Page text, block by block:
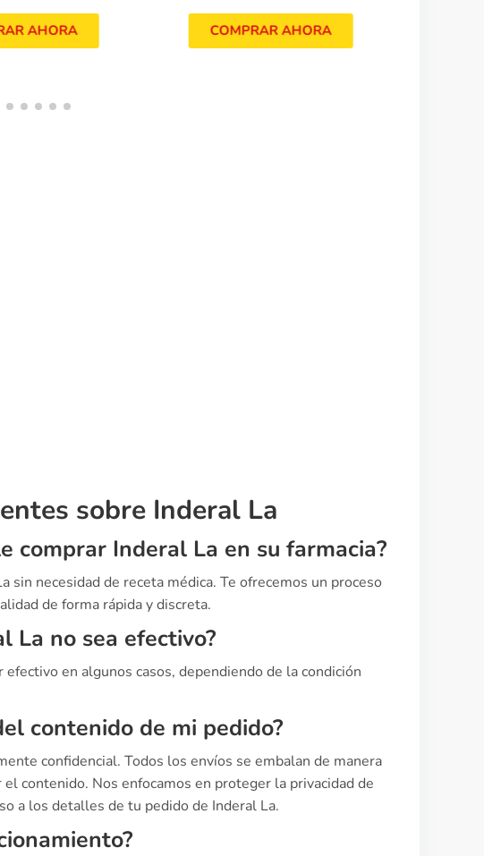
AHORA COMPRAR AHORA
sobre Inderal La
comprar Inderal La en su farmacia?
necesidad de receta médica. Te ofrecemos un proceso
de forma rápida y discreta.
La no sea efectivo?
en algunos casos, dependiendo de la condición
contenido de mi pedido?
confidencial. Todos los envíos se embalan de manera
contenido. Nos enfocamos en proteger la privacidad de
a los detalles de tu pedido de Inderal La.